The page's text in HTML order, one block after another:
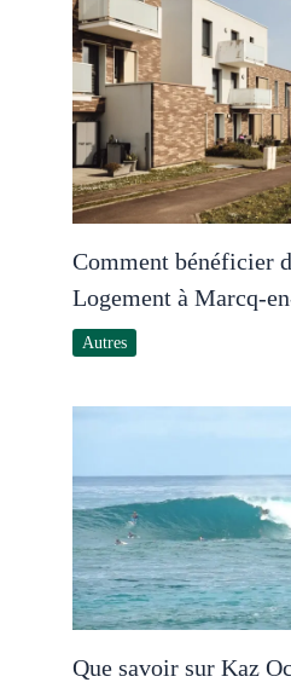
Comment bénéficier
Logement à Marcq-
Autres
Que savoir sur Kaz